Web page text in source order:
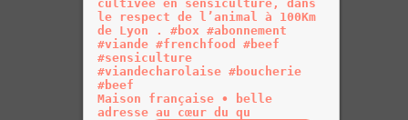
Maison française • belle
adresse au cœur du qu